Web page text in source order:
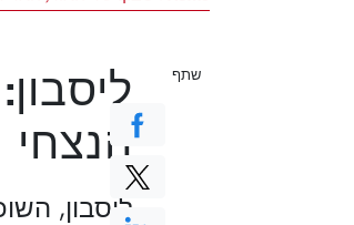
הנצחי
ליסבון,
שתף